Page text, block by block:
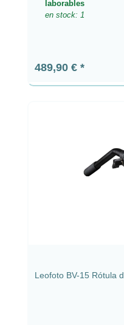
laborables
en stock: 1
Precio normal:
489,90 €
Leofoto BV-